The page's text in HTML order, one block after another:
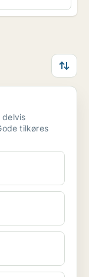
delvis